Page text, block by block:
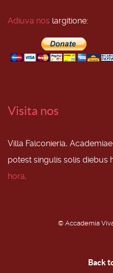
Adiuva nos largitione:
Visita nos
Villa Falconieria,
potest singulis solis diebus
hora.
© Accademia
Back